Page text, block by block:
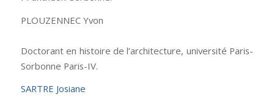
PLOUZENNEC Yvon
Doctorant en histoire de l’architecture, université Paris-
Sorbonne Paris-IV.
SARTRE Josiane